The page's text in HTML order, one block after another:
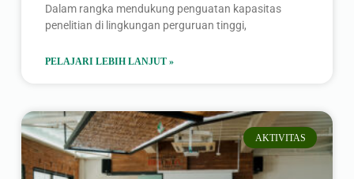
Dalam rangka mendukung penguatan kapasitas
penelitian di lingkungan perguruan tinggi,
PELAJARI LEBIH LANJUT »
AKTIVITAS